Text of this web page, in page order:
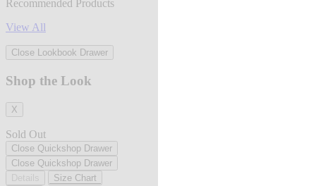
Recommended Products
View All
Close Lookbook Drawer
Shop the Look
X
Sold Out
Close Quickshop Drawer
Close Quickshop Drawer
Size Chart